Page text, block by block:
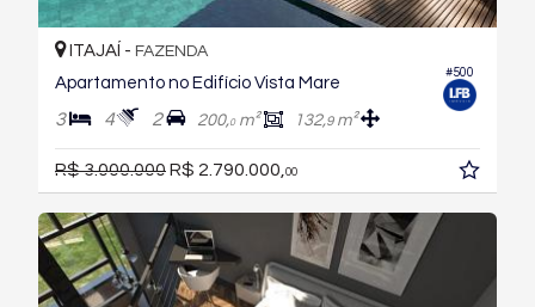
#500
ITAJAÍ - FAZENDA
Apartamento no Edifício Vista Mare
3 4 2 200,0m² 132,9m²
R$ 3.000.000R$ 2.790.000, 00